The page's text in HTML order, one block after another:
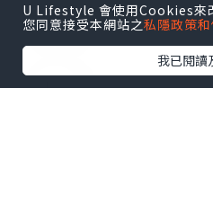
0個讚好
收藏
U Lifestyle 會使用Cookies來
您同意接受本網站之私隱政策
我已閱讀